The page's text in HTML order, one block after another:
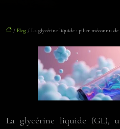
/ Blog / La glycérine liquide : pilier méconnu de
La glycérine liquide (GL),